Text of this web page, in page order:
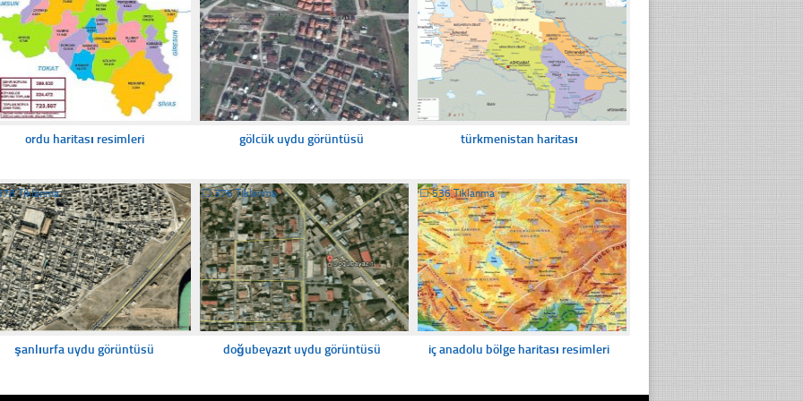
ordu haritası resimleri gölcük uydu görüntüsü türkmenistan haritası
Tıklanma
şanlıurfa uydu görüntüsü
☐376 Tıklanma
doğubeyazıt uydu görüntüsü
☐536 Tıklanma
iç anadolu bölge haritası resimleri